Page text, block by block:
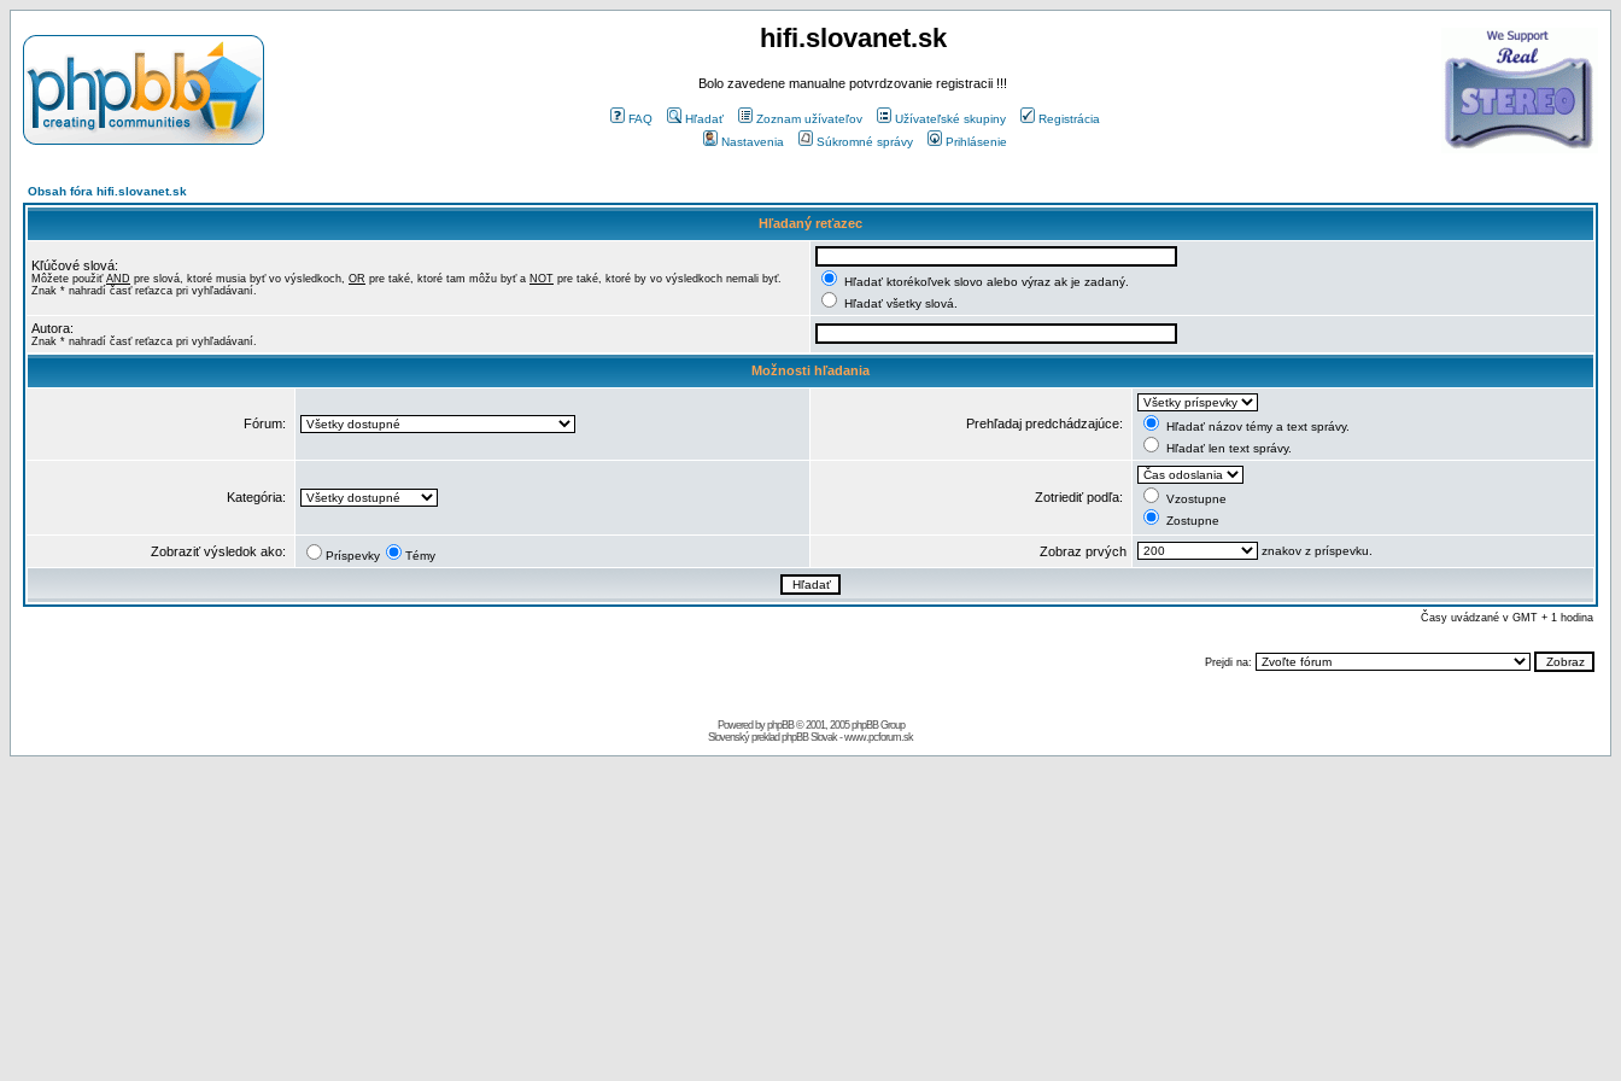
hifi.slovanet.sk
Bolo zavedene manualne potvrdzovanie registracii !!!
FAQ Hľadať Zoznam užívateľov Užívateľské skupiny
Registrácia
Nastavenia
Súkromné správy Prihlásenie
Obsah fóra hifi.slovanet.sk
Hľadaný reťazec
Kľúčové slová:
Môžete použiť AND pre slová, ktoré musia byť vo výsledkoch, OR pre také, ktoré tam môžu byť a NOT pre také, ktoré by vo výsledkoch nemali byť.
Znak * nahradí časť reťazca pri vyhľadávaní.
Hľadať ktorékoľvek slovo alebo výraz ak je zadaný.
Hľadať všetky slová.
Autora:
Znak * nahradí časť reťazca pri vyhľadávaní.
Možnosti hľadania
Fórum: Prehľadaj predchádzajúce:
Hľadať názov témy a text správy.
Hľadať len text správy.
Kategória: Zotriediť podľa:
Vzostupne
Zostupne
Zobraziť výsledok ako: Príspevky Témy Zobraz prvých znakov z príspevku.
Časy uvádzané v GMT + 1 hodina
Prejdi na:
Powered byphpBB© 2001, 2005 phpBB Group
Slovenský preklad phpBB Slovak-www.pcforum.sk